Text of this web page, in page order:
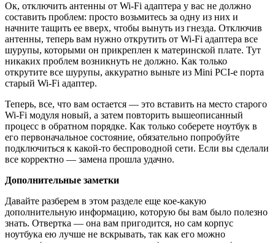
Ок, отключить антенны от Wi-Fi адаптера у вас не должно
составить проблем: просто возьмитесь за одну из них и
начните тащить ее вверх, чтобы вынуть из гнезда. Отключив
антенны, теперь вам нужно открутить от Wi-Fi адаптера все
шурупы, которыми он прикреплен к материнской плате. Тут
никаких проблем возникнуть не должно. Как только
открутите все шурупы, аккуратно выньте из Mini PCI-e порта
старый Wi-Fi адаптер.
Теперь, все, что вам остается — это вставить на место старого
Wi-Fi модуля новый, а затем повторить вышеописанный
процесс в обратном порядке. Как только соберете ноутбук в
его первоначальное состояние, обязательно попробуйте
подключиться к какой-то беспроводной сети. Если вы сделали
все корректно — замена прошла удачно.
Дополнительные заметки
Давайте разберем в этом разделе еще кое-какую
дополнительную информацию, которую бы вам было полезно
знать. Отвертка — она вам пригодится, но сам корпус
ноутбука ею лучше не вскрывать, так как его можно